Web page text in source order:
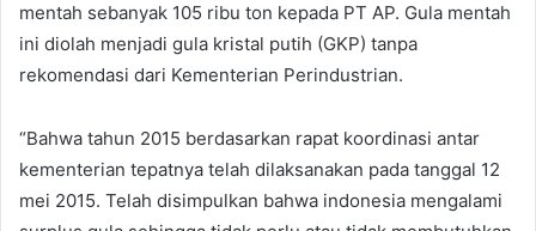
mentah sebanyak 105 ribu ton kepada PT AP. Gula mentah
ini diolah menjadi gula kristal putih (GKP) tanpa
rekomendasi dari Kementerian Perindustrian.
“Bahwa tahun 2015 berdasarkan rapat koordinasi antar
kementerian tepatnya telah dilaksanakan pada tanggal 12
mei 2015. Telah disimpulkan bahwa indonesia mengalami